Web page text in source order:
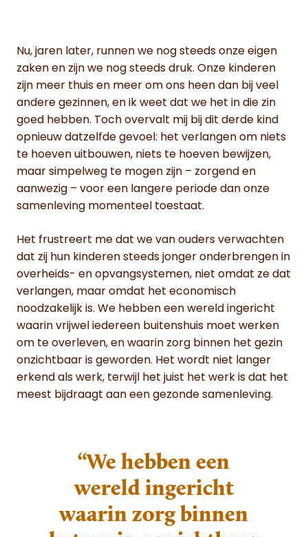
Nu, jaren later, runnen we nog steeds onze eigen
zaken en zijn we nog steeds druk. Onze kinderen
zijn meer thuis en meer om ons heen dan bij veel
andere gezinnen, en ik weet dat we het in die zin
goed hebben. Toch overvalt mij bij dit derde kind
opnieuw datzelfde gevoel: het verlangen om niets
te hoeven uitbouwen, niets te hoeven bewijzen,
maar simpelweg te mogen zijn – zorgend en
aanwezig – voor een langere periode dan onze
samenleving momenteel toestaat.
Het frustreert me dat we van ouders verwachten
dat zij hun kinderen steeds jonger onderbrengen in
overheids- en opvangsystemen, niet omdat ze dat
verlangen, maar omdat het economisch
noodzakelijk is. We hebben een wereld ingericht
waarin vrijwel iedereen buitenshuis moet werken
om te overleven, en waarin zorg binnen het gezin
onzichtbaar is geworden. Het wordt niet langer
erkend als werk, terwijl het juist het werk is dat het
meest bijdraagt aan een gezonde samenleving.
“We hebben een
wereld ingericht
waarin zorg binnen